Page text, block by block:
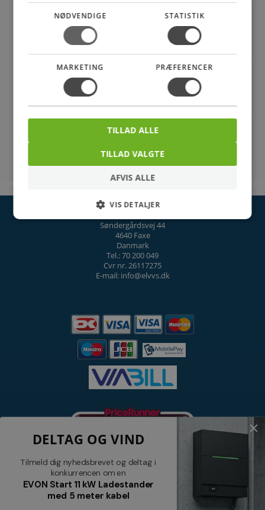
OPUS 66 - Pir & timere
OPUS 66 - Teleudtag
Søndergårdsvej 44
4640 Faxe
Danmark
Tel.: 70 200 049
Cvr nr. 26117275
E-mail: info@elvvs.dk
NØDVENDIGE STATISTIK
MARKETING PRÆFERENCER
TILLAD VALGTE
TILLAD ALLE
AFVIS ALLE
VIS DETALJER
DELTAG OG VIND
Tilmeld dig nyhedsbrevet og deltag i
konkurrencen om en
EVON Start 11 kW Ladestander
med 5 meter kabel